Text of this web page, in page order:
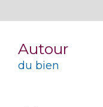
Autour
du bien